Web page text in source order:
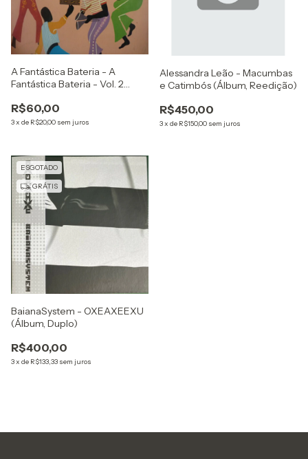
A Fantástica Bateria - A
Fantástica Bateria - Vol. 2
R$60,00
3x de R$20,00 sem juros
Alessandra Leão - Macumbas
e Catimbós (Álbum, Reedição)
R$450,00
3x de R$150,00 sem juros
ESGOTADO
GRÁTIS
BaianaSystem - OXEAXEEXU
(Álbum, Duplo)
R$400,00
3x de R$133,33 sem juros